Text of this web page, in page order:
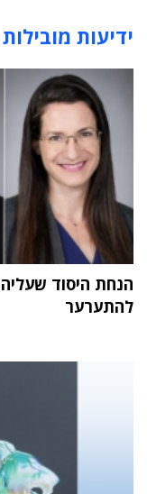
תוכן פרסומי
ידיעות מובילות
הנחת היסוד
להתערער